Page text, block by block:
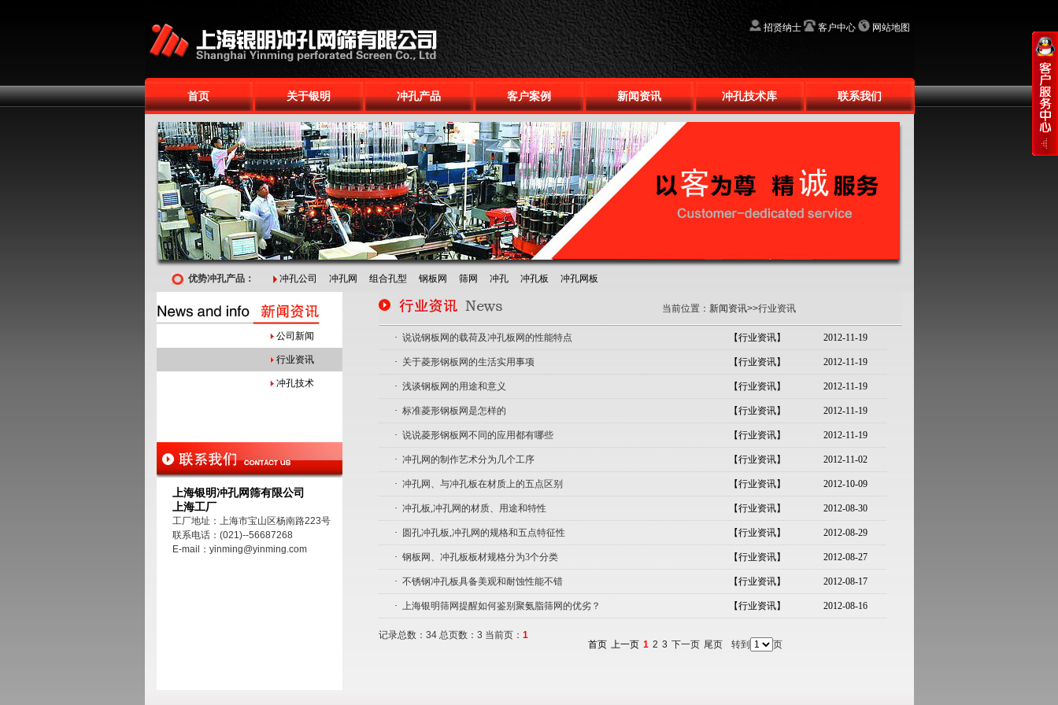
招贤纳士 客户中心 网站地图
首页 关于银明 冲孔产品 客户案例 新闻资讯 冲孔技术库 联系我们
优势冲孔产品： 冲孔公司 冲孔网 组合孔型 钢板网 筛网 冲孔 冲孔板 冲孔网板
公司新闻
行业资讯
冲孔技术
上海银明冲孔网筛有限公司
上海工厂
工厂地址：上海市宝山区杨南路223号
联系电话：(021)--56687268
E-mail：yinming@yinming.com
当前位置： 新闻资讯>>行业资讯
【行业资讯】 2012-11-19
· 说说钢板网的载荷及冲孔板网的性能特点
【行业资讯】 2012-11-19
· 关于菱形钢板网的生活实用事项
【行业资讯】 2012-11-19
· 浅谈钢板网的用途和意义
【行业资讯】 2012-11-19
· 标准菱形钢板网是怎样的
【行业资讯】 2012-11-19
· 说说菱形钢板网不同的应用都有哪些
【行业资讯】 2012-11-02
· 冲孔网的制作艺术分为几个工序
【行业资讯】 2012-10-09
· 冲孔网、与冲孔板在材质上的五点区别
【行业资讯】 2012-08-30
· 冲孔板,冲孔网的材质、用途和特性
【行业资讯】 2012-08-29
· 圆孔冲孔板,冲孔网的规格和五点特征性
【行业资讯】 2012-08-27
· 钢板网、冲孔板板材规格分为3个分类
【行业资讯】 2012-08-17
· 不锈钢冲孔板具备美观和耐蚀性能不错
【行业资讯】 2012-08-16
· 上海银明筛网提醒如何鉴别聚氨脂筛网的优劣？
记录总数：34 总页数：3 当前页： 1
首页 上一页 1 2 3 下一页 尾页 转到 页